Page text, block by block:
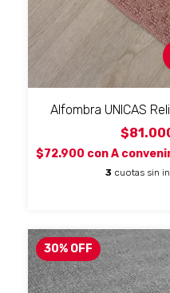
Alfombra UNICAS
$72.900 conA
3 cuotas sin
30% OFF